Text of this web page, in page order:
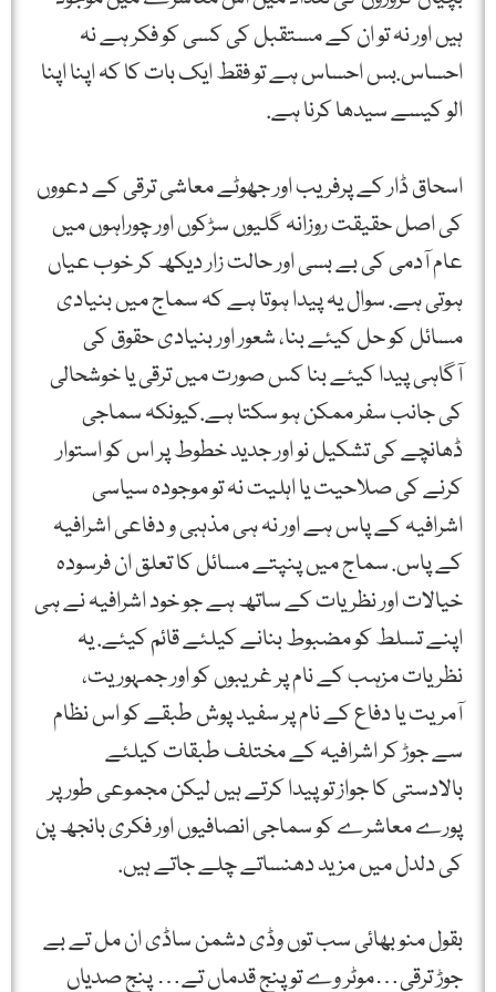
ہیں اور نہ تو ان کے مستقبل کی کسی کو فکر ہے نہ
احساس.بس احساس ہے تو فقط ایک بات کا کہ اپنا اپنا
الو کیسے سیدھا کرنا ہے.
اسحاق ڈار کے پرفریب اور جھوٹے معاشی ترقی کے دعووں
کی اصل حقیقت روزانہ گلیوں سڑکوں اور چوراہوں میں
عام آدمی کی بے بسی اور حالت زار دیکھ کر خوب عیاں
ہوتی ہے. سوال یہ پیدا ہوتا ہے کہ سماج میں بنیادی
مسائل کو حل کیئے بنا، شعور اور بنیادی حقوق کی
آگاہی پیدا کیئے بنا کس صورت میں ترقی یا خوشحالی
کی جانب سفر ممکن ہو سکتا ہے.کیونکہ سماجی
ڈھانچے کی تشکیل نو اور جدید خطوط پر اس کو استوار
کرنے کی صلاحیت یا اہلیت نہ تو موجودہ سیاسی
اشرافیہ کے پاس ہے اور نہ ہی مذہبی و دفاعی اشرافیہ
کے پاس. سماج میں پنپتے مسائل کا تعلق ان فرسودہ
خیالات اور نظریات کے ساتھ ہے جو خود اشرافیہ نے ہی
اپنے تسلط کو مضبوط بنانے کیلئے قائم کیئے. یہ
نظریات مزہب کے نام پر غریبوں کو اور جمہوریت،
آمریت یا دفاع کے نام پر سفید پوش طبقے کو اس نظام
سے جوڑ کر اشرافیہ کے مختلف طبقات کیلئے
بالادستی کا جواز تو پیدا کرتے ہیں لیکن مجموعی طور پر
پورے معاشرے کو سماجی انصافیوں اور فکری بانجھ پن
کی دلدل میں مزید دھنساتے چلے جاتے ہیں.
بقول منو بھائی سب توں وڈی دشمن ساڈی ان مل تے بے
جوڑ ترقی…موٹر وے تو پنج قدماں تے… پنج صدیاں